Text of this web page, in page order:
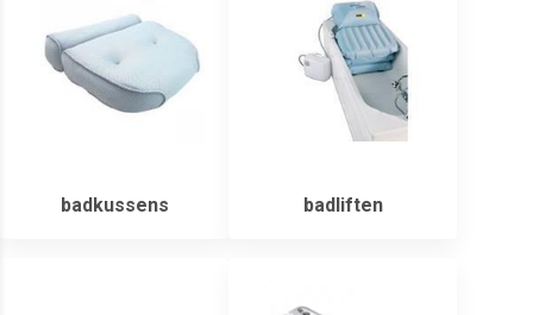
badkussens badliften